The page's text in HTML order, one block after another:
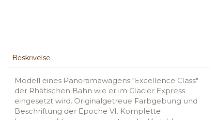
Beskrivelse
Modell eines Panoramawagens "Excellence Class"
der Rhätischen Bahn wie er im Glacier Express
eingesetzt wird. Originalgetreue Farbgebung und
Beschriftung der Epoche VI. Komplette